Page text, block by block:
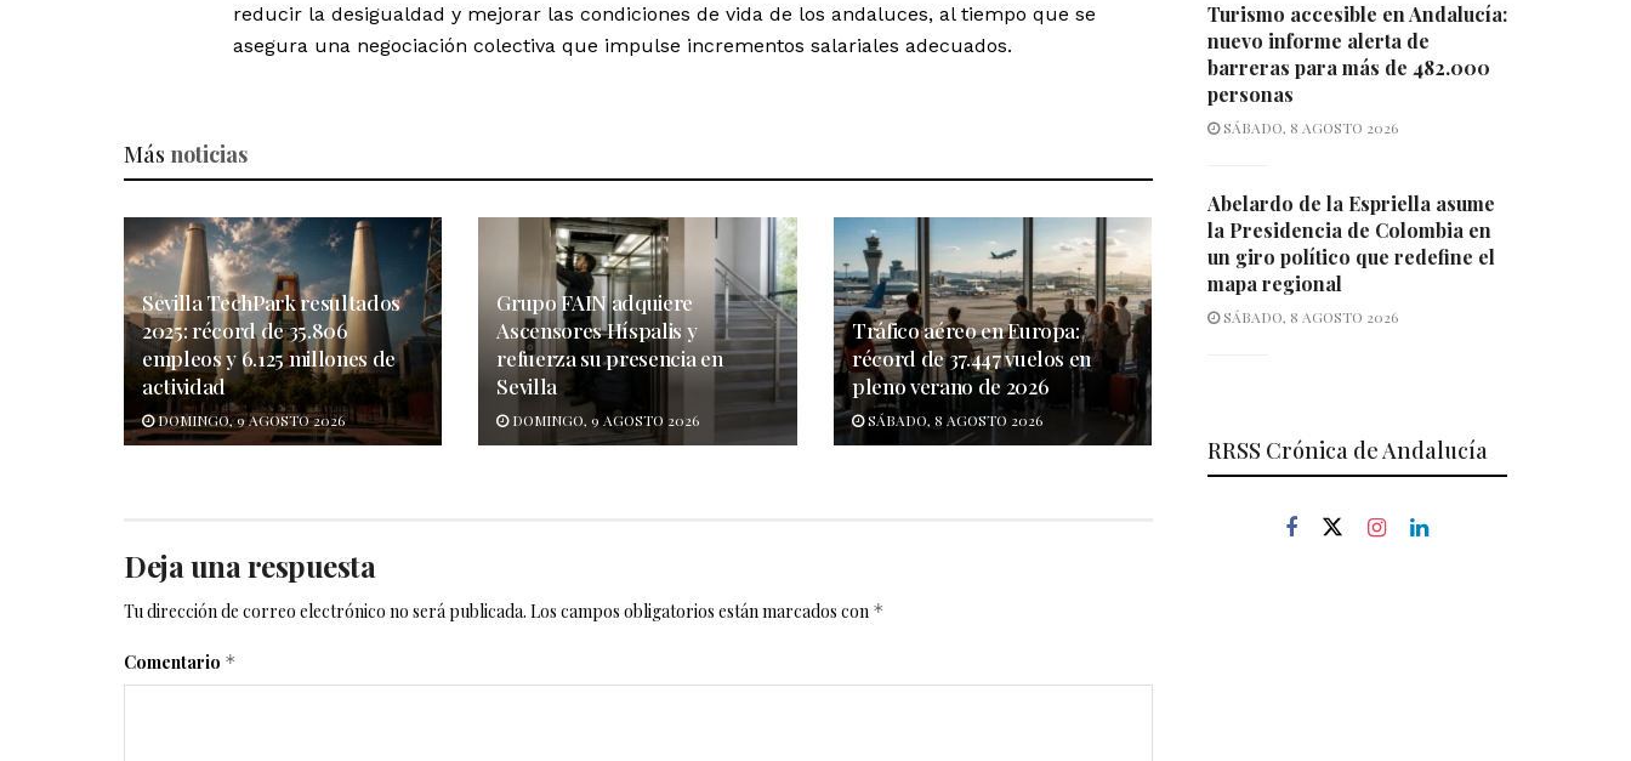
reducir la desigualdad y mejorar las condiciones de vida de los andaluces, al tiempo que se
asegura una negociación colectiva que impulse incrementos salariales adecuados.
Más noticias
Sevilla TechPark resultados
2025: récord de 35.806
empleos y 6.125 millones de
actividad
DOMINGO, 9 AGOSTO 2026
Grupo FAIN adquiere
Ascensores Híspalis y
refuerza su presencia en
Sevilla
DOMINGO, 9 AGOSTO 2026
Tráfico aéreo en Europa:
récord de 37.447 vuelos en
pleno verano de 2026
SÁBADO, 8 AGOSTO 2026
Deja una respuesta
Tu dirección de correo electrónico no será publicada. Los campos obligatorios están marcados con *
Comentario *
Turismo accesible en Andalucía:
nuevo informe alerta de
barreras para más de 482.000
personas
SÁBADO, 8 AGOSTO 2026
Abelardo de la Espriella asume
la Presidencia de Colombia en
un giro político que redefine el
mapa regional
SÁBADO, 8 AGOSTO 2026
RRSS Crónica de Andalucía